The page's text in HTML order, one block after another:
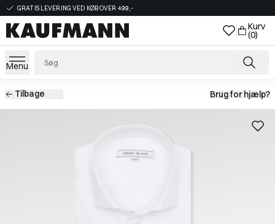
GRATIS LEVERING VED KØB OVER 499,-
Kurv
(0)
Menu
Tilbage Brug for hjælp?